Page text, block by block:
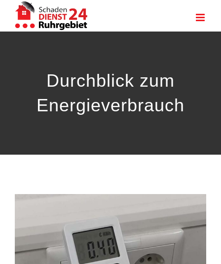
Inhalt
Durchblick zum
Energieverbrauch